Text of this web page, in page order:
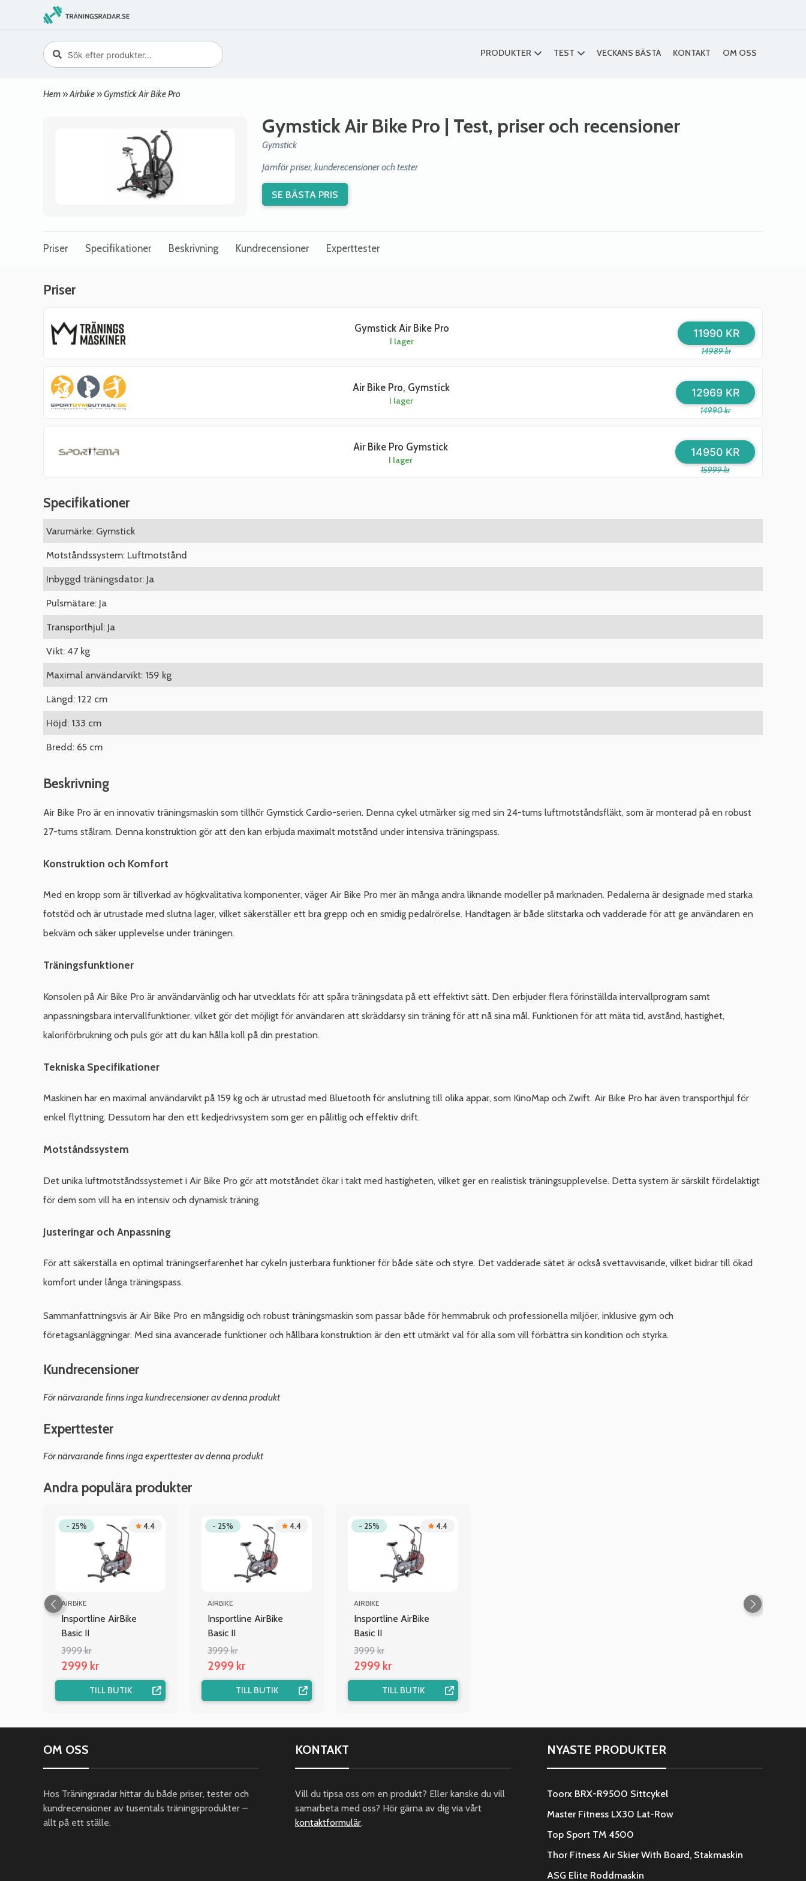
PRODUKTER TEST VECKANS BÄSTA KONTAKT OM OSS
Hem »Airbike »Gymstick Air Bike Pro
Gymstick Air Bike Pro | Test, priser och recensioner
Gymstick
Jämför priser, kunderecensioner och tester
SE BÄSTA PRIS
Priser Specifikationer Beskrivning Kundrecensioner Experttester
Priser
Gymstick Air Bike Pro
I lager
14989 kr
11990 KR
Air Bike Pro, Gymstick
I lager
14990 kr
12969 KR
Air Bike Pro Gymstick
I lager
15999 kr
14950 KR
Specifikationer
Varumärke: Gymstick
Motståndssystem: Luftmotstånd
Inbyggd träningsdator: Ja
Pulsmätare: Ja
Transporthjul: Ja
Vikt: 47 kg
Maximal användarvikt: 159 kg
Längd: 122 cm
Höjd: 133 cm
Bredd: 65 cm
Beskrivning
Air Bike Pro är en innovativ träningsmaskin som tillhör Gymstick Cardio-serien. Denna cykel utmärker sig med sin 24-tums luftmotståndsfläkt, som är monterad på en robust
27-tums stålram. Denna konstruktion gör att den kan erbjuda maximalt motstånd under intensiva träningspass.
Konstruktion och Komfort
Med en kropp som är tillverkad av högkvalitativa komponenter, väger Air Bike Pro mer än många andra liknande modeller på marknaden. Pedalerna är designade med starka
fotstöd och är utrustade med slutna lager, vilket säkerställer ett bra grepp och en smidig pedalrörelse. Handtagen är både slitstarka och vadderade för att ge användaren en
bekväm och säker upplevelse under träningen.
Träningsfunktioner
Konsolen på Air Bike Pro är användarvänlig och har utvecklats för att spåra träningsdata på ett effektivt sätt. Den erbjuder flera förinställda intervallprogram samt
anpassningsbara intervallfunktioner, vilket gör det möjligt för användaren att skräddarsy sin träning för att nå sina mål. Funktionen för att mäta tid, avstånd, hastighet,
kaloriförbrukning och puls gör att du kan hålla koll på din prestation.
Tekniska Specifikationer
Maskinen har en maximal användarvikt på 159 kg och är utrustad med Bluetooth för anslutning till olika appar, som KinoMap och Zwift. Air Bike Pro har även transporthjul för
enkel flyttning. Dessutom har den ett kedjedrivsystem som ger en pålitlig och effektiv drift.
Motståndssystem
Det unika luftmotståndssystemet i Air Bike Pro gör att motståndet ökar i takt med hastigheten, vilket ger en realistisk träningsupplevelse. Detta system är särskilt fördelaktigt
för dem som vill ha en intensiv och dynamisk träning.
Justeringar och Anpassning
För att säkerställa en optimal träningserfarenhet har cykeln justerbara funktioner för både säte och styre. Det vadderade sätet är också svettavvisande, vilket bidrar till ökad
komfort under långa träningspass.
Sammanfattningsvis är Air Bike Pro en mångsidig och robust träningsmaskin som passar både för hemmabruk och professionella miljöer, inklusive gym och
företagsanläggningar. Med sina avancerade funktioner och hållbara konstruktion är den ett utmärkt val för alla som vill förbättra sin kondition och styrka.
Kundrecensioner
För närvarande finns inga kundrecensioner av denna produkt
Experttester
För närvarande finns inga experttester av denna produkt
Andra populära produkter
- 25% 4.4
AIRBIKE
Insportline AirBike
Basic II
3999 kr
2999 kr
TILL BUTIK
- 25% 4.4
AIRBIKE
Insportline AirBike
Basic II
3999 kr
2999 kr
TILL BUTIK
- 25% 4.4
AIRBIKE
Insportline AirBike
Basic II
3999 kr
2999 kr
TILL BUTIK
OM OSS
Hos Träningsradar hittar du både priser, tester och
kundrecensioner av tusentals träningsprodukter –
allt på ett ställe.
KONTAKT
Vill du tipsa oss om en produkt? Eller kanske du vill
samarbeta med oss? Hör gärna av dig via vårt
kontaktformulär.
NYASTE PRODUKTER
Toorx BRX-R9500 Sittcykel
Master Fitness LX30 Lat-Row
Top Sport TM 4500
Thor Fitness Air Skier With Board, Stakmaskin
ASG Elite Roddmaskin